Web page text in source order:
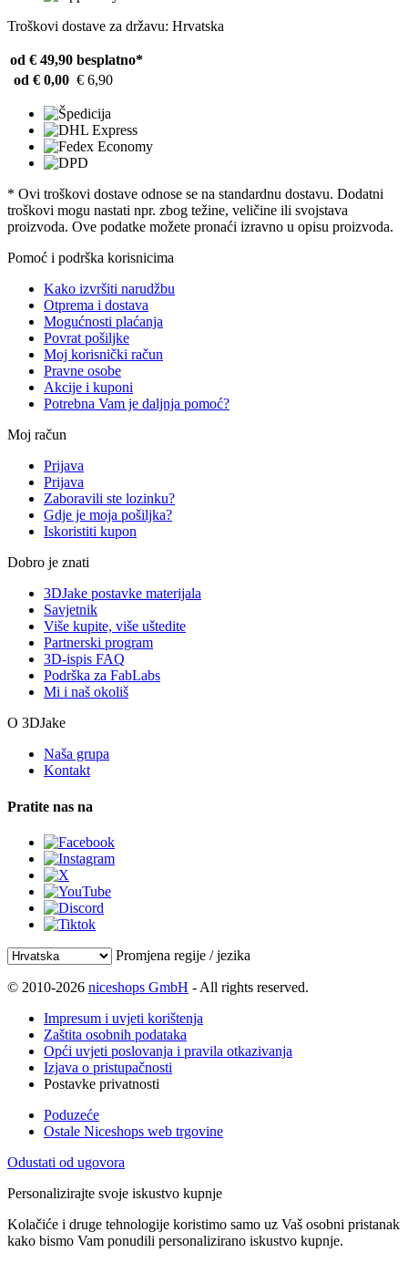
Troškovi dostave za državu: Hrvatska
od € 49,90 besplatno*
od € 0,00 € 6,90
* Ovi troškovi dostave odnose se na standardnu ​​dostavu. Dodatni
troškovi mogu nastati npr. zbog težine, veličine ili svojstava
proizvoda. Ove podatke možete pronaći izravno u opisu proizvoda.
Pomoć i podrška korisnicima
Kako izvršiti narudžbu
Otprema i dostava
Mogućnosti plaćanja
Povrat pošiljke
Moj korisnički račun
Pravne osobe
Akcije i kuponi
Potrebna Vam je daljnja pomoć?
Moj račun
Prijava
Prijava
Zaboravili ste lozinku?
Gdje je moja pošiljka?
Iskoristiti kupon
Dobro je znati
3DJake postavke materijala
Savjetnik
Više kupite, više uštedite
Partnerski program
3D-ispis FAQ
Podrška za FabLabs
Mi i naš okoliš
O 3DJake
Naša grupa
Kontakt
Pratite nas na
Promjena regije / jezika
© 2010-2026 niceshops GmbH - All rights reserved.
Impresum i uvjeti korištenja
Zaštita osobnih podataka
Opći uvjeti poslovanja i pravila otkazivanja
Izjava o pristupačnosti
Postavke privatnosti
Poduzeće
Ostale Niceshops web trgovine
Odustati od ugovora
Personalizirajte svoje iskustvo kupnje
Kolačiće i druge tehnologije koristimo samo uz Vaš osobni pristanak
kako bismo Vam ponudili personalizirano iskustvo kupnje.